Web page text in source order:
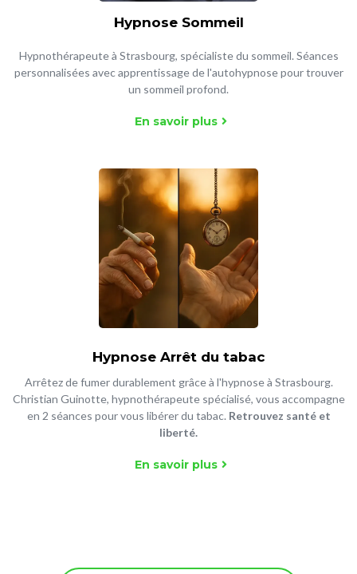
Hypnose Sommeil
Hypnothérapeute à Strasbourg, spécialiste du sommeil. Séances
personnalisées avec apprentissage de l'autohypnose pour trouver
un sommeil profond.
En savoir plus
Hypnose Arrêt du tabac
Arrêtez de fumer durablement grâce à l'hypnose à Strasbourg.
Christian Guinotte, hypnothérapeute spécialisé, vous accompagne
en 2 séances pour vous libérer du tabac. Retrouvez santé et
liberté.
En savoir plus